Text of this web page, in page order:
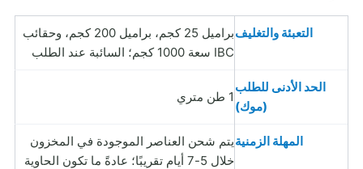
التعبئة والتغليف
براميل 25 كجم، براميل 200 كجم، وحقائب
IBC سعة 1000 كجم؛ السائبة عند الطلب
الحد الأدنى للطلب
(موك)
1 طن متري
المهلة الزمنيةيتم شحن العناصر الموجودة في المخزون
خلال 5-7 أيام تقريبًا؛ عادةً ما تكون الحاوية